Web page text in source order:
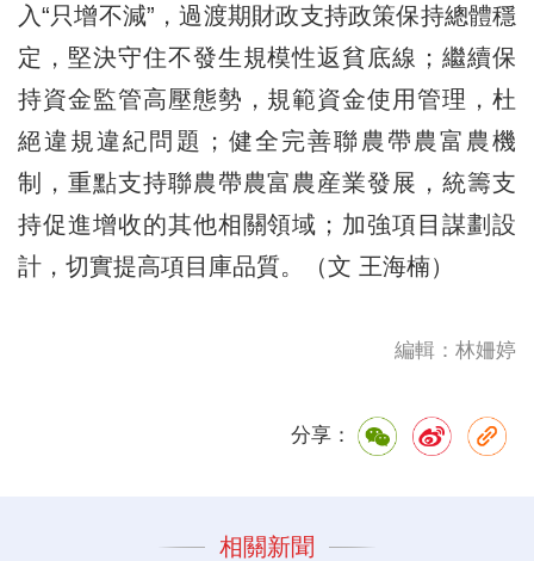
入“只增不減”，過渡期財政支持政策保持總體穩
定，堅決守住不發生規模性返貧底線；繼續保
持資金監管高壓態勢，規範資金使用管理，杜
絕違規違紀問題；健全完善聯農帶農富農機
制，重點支持聯農帶農富農産業發展，統籌支
持促進增收的其他相關領域；加強項目謀劃設
計，切實提高項目庫品質。（文 王海楠）
編輯：林姍婷
分享：
相關新聞